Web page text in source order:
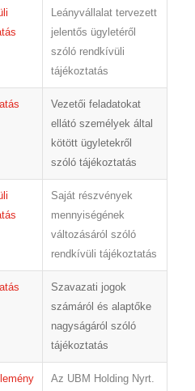
Leányvállalat tervezett
jelentős ügyletéről
szóló rendkívüli
tájékoztatás
Vezetői feladatokat
ellátó személyek által
kötött ügyletekről
szóló tájékoztatás
Saját részvények
mennyiségének
változásáról szóló
rendkívüli tájékoztatás
Szavazati jogok
számáról és alaptőke
nagyságáról szóló
tájékoztatás
Az UBM Holding Nyrt.